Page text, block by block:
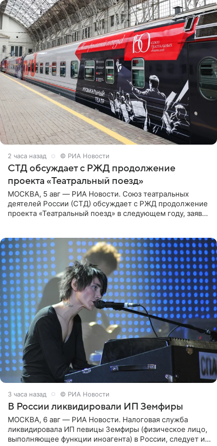
2 часа назад © РИА Новости
СТД обсуждает с РЖД продолжение
проекта «Театральный поезд»
МОСКВА, 5 авг — РИА Новости. Союз театральных
деятелей России (СТД) обсуждает с РЖД продолжение
проекта «Театральный поезд» в следующем году, заявил
3 часа назад © РИА Новости
В России ликвидировали ИП Земфиры
МОСКВА, 6 авг — РИА Новости. Налоговая служба
ликвидировала ИП певицы Земфиры (физическое лицо,
выполняющее функции иноагента) в России, следует из